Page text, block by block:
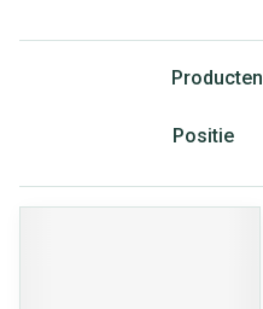
Producten
Sorteer op: